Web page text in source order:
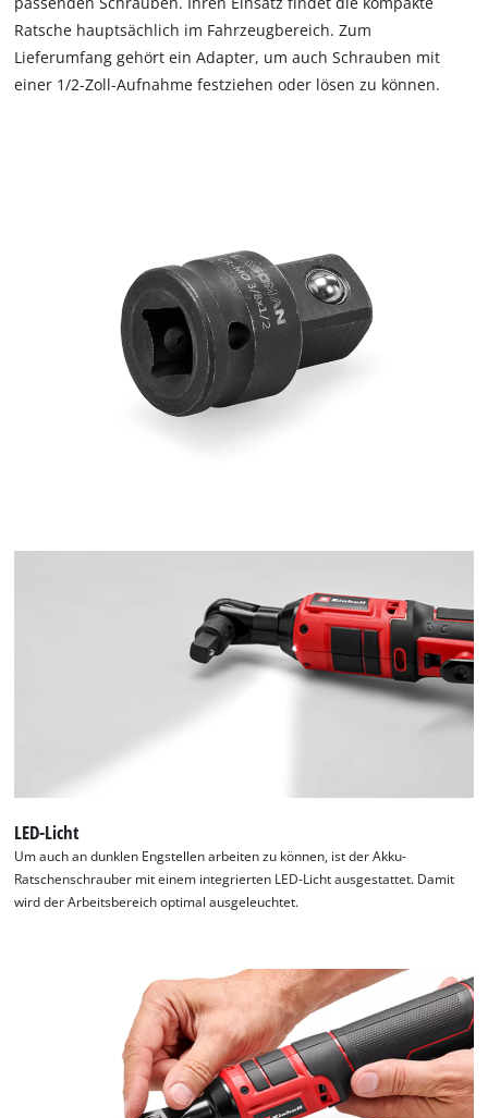
Ratsche hauptsächlich im Fahrzeugbereich. Zum
Lieferumfang gehört ein Adapter, um auch Schrauben mit
einer 1/2-Zoll-Aufnahme festziehen oder lösen zu können.
LED-Licht
Um auch an dunklen Engstellen arbeiten zu können, ist der Akku-
Ratschenschrauber mit einem integrierten LED-Licht ausgestattet. Damit
wird der Arbeitsbereich optimal ausgeleuchtet.